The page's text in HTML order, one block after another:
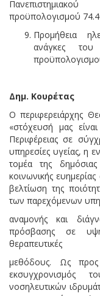
προϋπολογισμού
Προμήθεια
ανάγκες του
Δημ. Κουρέτας
Ο περιφερειάρχης
«στόχευσή μας
Περιφέρειας σε
υπηρεσίες υγείας, η
τομέα της
κοινωνικής
βελτίωση της
των παρεχόμενων
αναμονής και
πρόσβασης σε
θεραπευτικές
μεθόδους. Ως
εκσυγχρονισμός
νοσηλευτικών